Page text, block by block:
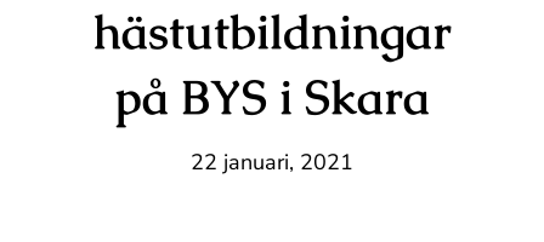
hästutbildningar
på BYS i Skara
22 januari, 2021